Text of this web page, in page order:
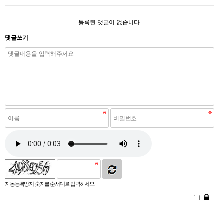
등록된 댓글이 없습니다.
댓글쓰기
자동등록방지 숫자를 순서대로 입력하세요.